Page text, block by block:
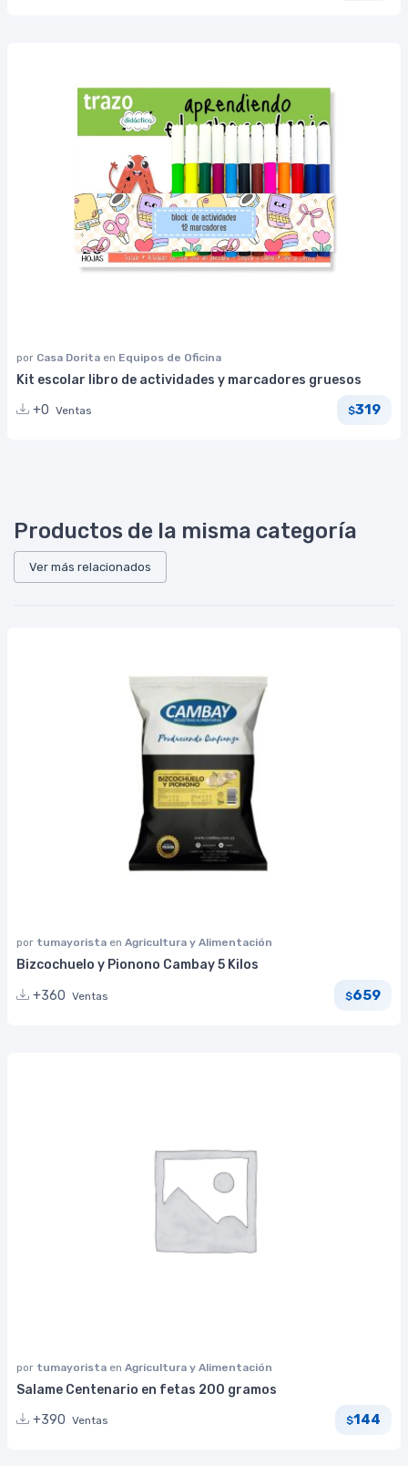
por Casa Dorita en Equipos de Oficina
Kit escolar libro de actividades y marcadores gruesos
+0 Ventas $319
Productos de la misma categoría
Ver más relacionados
por tumayorista en Agricultura y Alimentación
Bizcochuelo y Pionono Cambay 5 Kilos
+360 Ventas $659
por tumayorista en Agricultura y Alimentación
Salame Centenario en fetas 200 gramos
+390 Ventas $144